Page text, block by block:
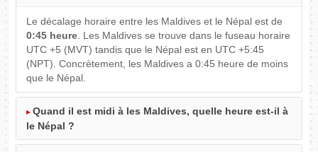
Le décalage horaire entre les Maldives et le Népal est de
0:45 heure. Les Maldives se trouve dans le fuseau horaire
UTC +5 (MVT) tandis que le Népal est en UTC +5:45
(NPT). Concrètement, les Maldives a 0:45 heure de moins
que le Népal.
Quand il est midi à les Maldives, quelle heure est-il à
le Népal ?